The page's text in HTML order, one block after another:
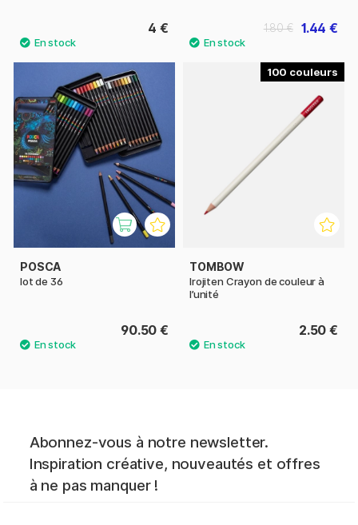
4 € 1.44 €
1.80 €
POSCA
lot de 36
90.50 €
100
TOMBOW
Irojiten Crayon de couleur à
l’unité
2.50 €
Abonnez-vous à notre newsletter.
Inspiration créative, nouveautés et offres
à ne pas manquer !